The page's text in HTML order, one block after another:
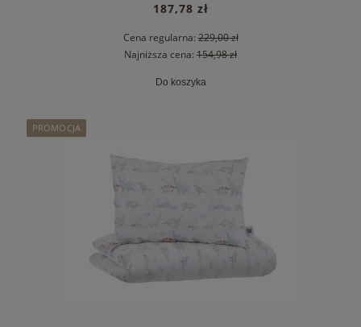
187,78 zł
Cena regularna:229,00 zł
Najniższa cena: 154,98 zł
Do koszyka
PROMOCJA